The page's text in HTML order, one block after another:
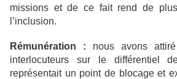
missions et de ce fait rend de
l’inclusion.
Rémunération : nous avons
interlocuteurs sur le différentiel
représentait un point de blocage et